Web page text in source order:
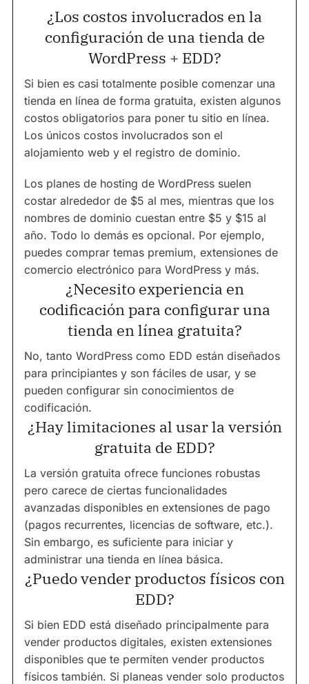
¿Los costos involucrados en la
configuración de una tienda de
WordPress + EDD?
Si bien es casi totalmente posible comenzar una
tienda en línea de forma gratuita, existen algunos
costos obligatorios para poner tu sitio en línea.
Los únicos costos involucrados son el
alojamiento web y el registro de dominio.
Los planes de hosting de WordPress suelen
costar alrededor de $5 al mes, mientras que los
nombres de dominio cuestan entre $5 y $15 al
año. Todo lo demás es opcional. Por ejemplo,
puedes comprar temas premium, extensiones de
comercio electrónico para WordPress y más.
¿Necesito experiencia en
codificación para configurar una
tienda en línea gratuita?
No, tanto WordPress como EDD están diseñados
para principiantes y son fáciles de usar, y se
pueden configurar sin conocimientos de
codificación.
¿Hay limitaciones al usar la versión
gratuita de EDD?
La versión gratuita ofrece funciones robustas
pero carece de ciertas funcionalidades
avanzadas disponibles en extensiones de pago
(pagos recurrentes, licencias de software, etc.).
Sin embargo, es suficiente para iniciar y
administrar una tienda en línea básica.
¿Puedo vender productos físicos con
EDD?
Si bien EDD está diseñado principalmente para
vender productos digitales, existen extensiones
disponibles que te permiten vender productos
físicos también. Si planeas vender solo productos